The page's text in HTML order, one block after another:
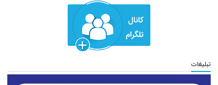
تبلیغات